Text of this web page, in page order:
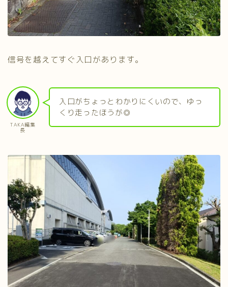
信号を越えてすぐ入口があります。
TAKA編集
長
入口がちょっとわかりにくいので、ゆっ
くり走ったほうが◎